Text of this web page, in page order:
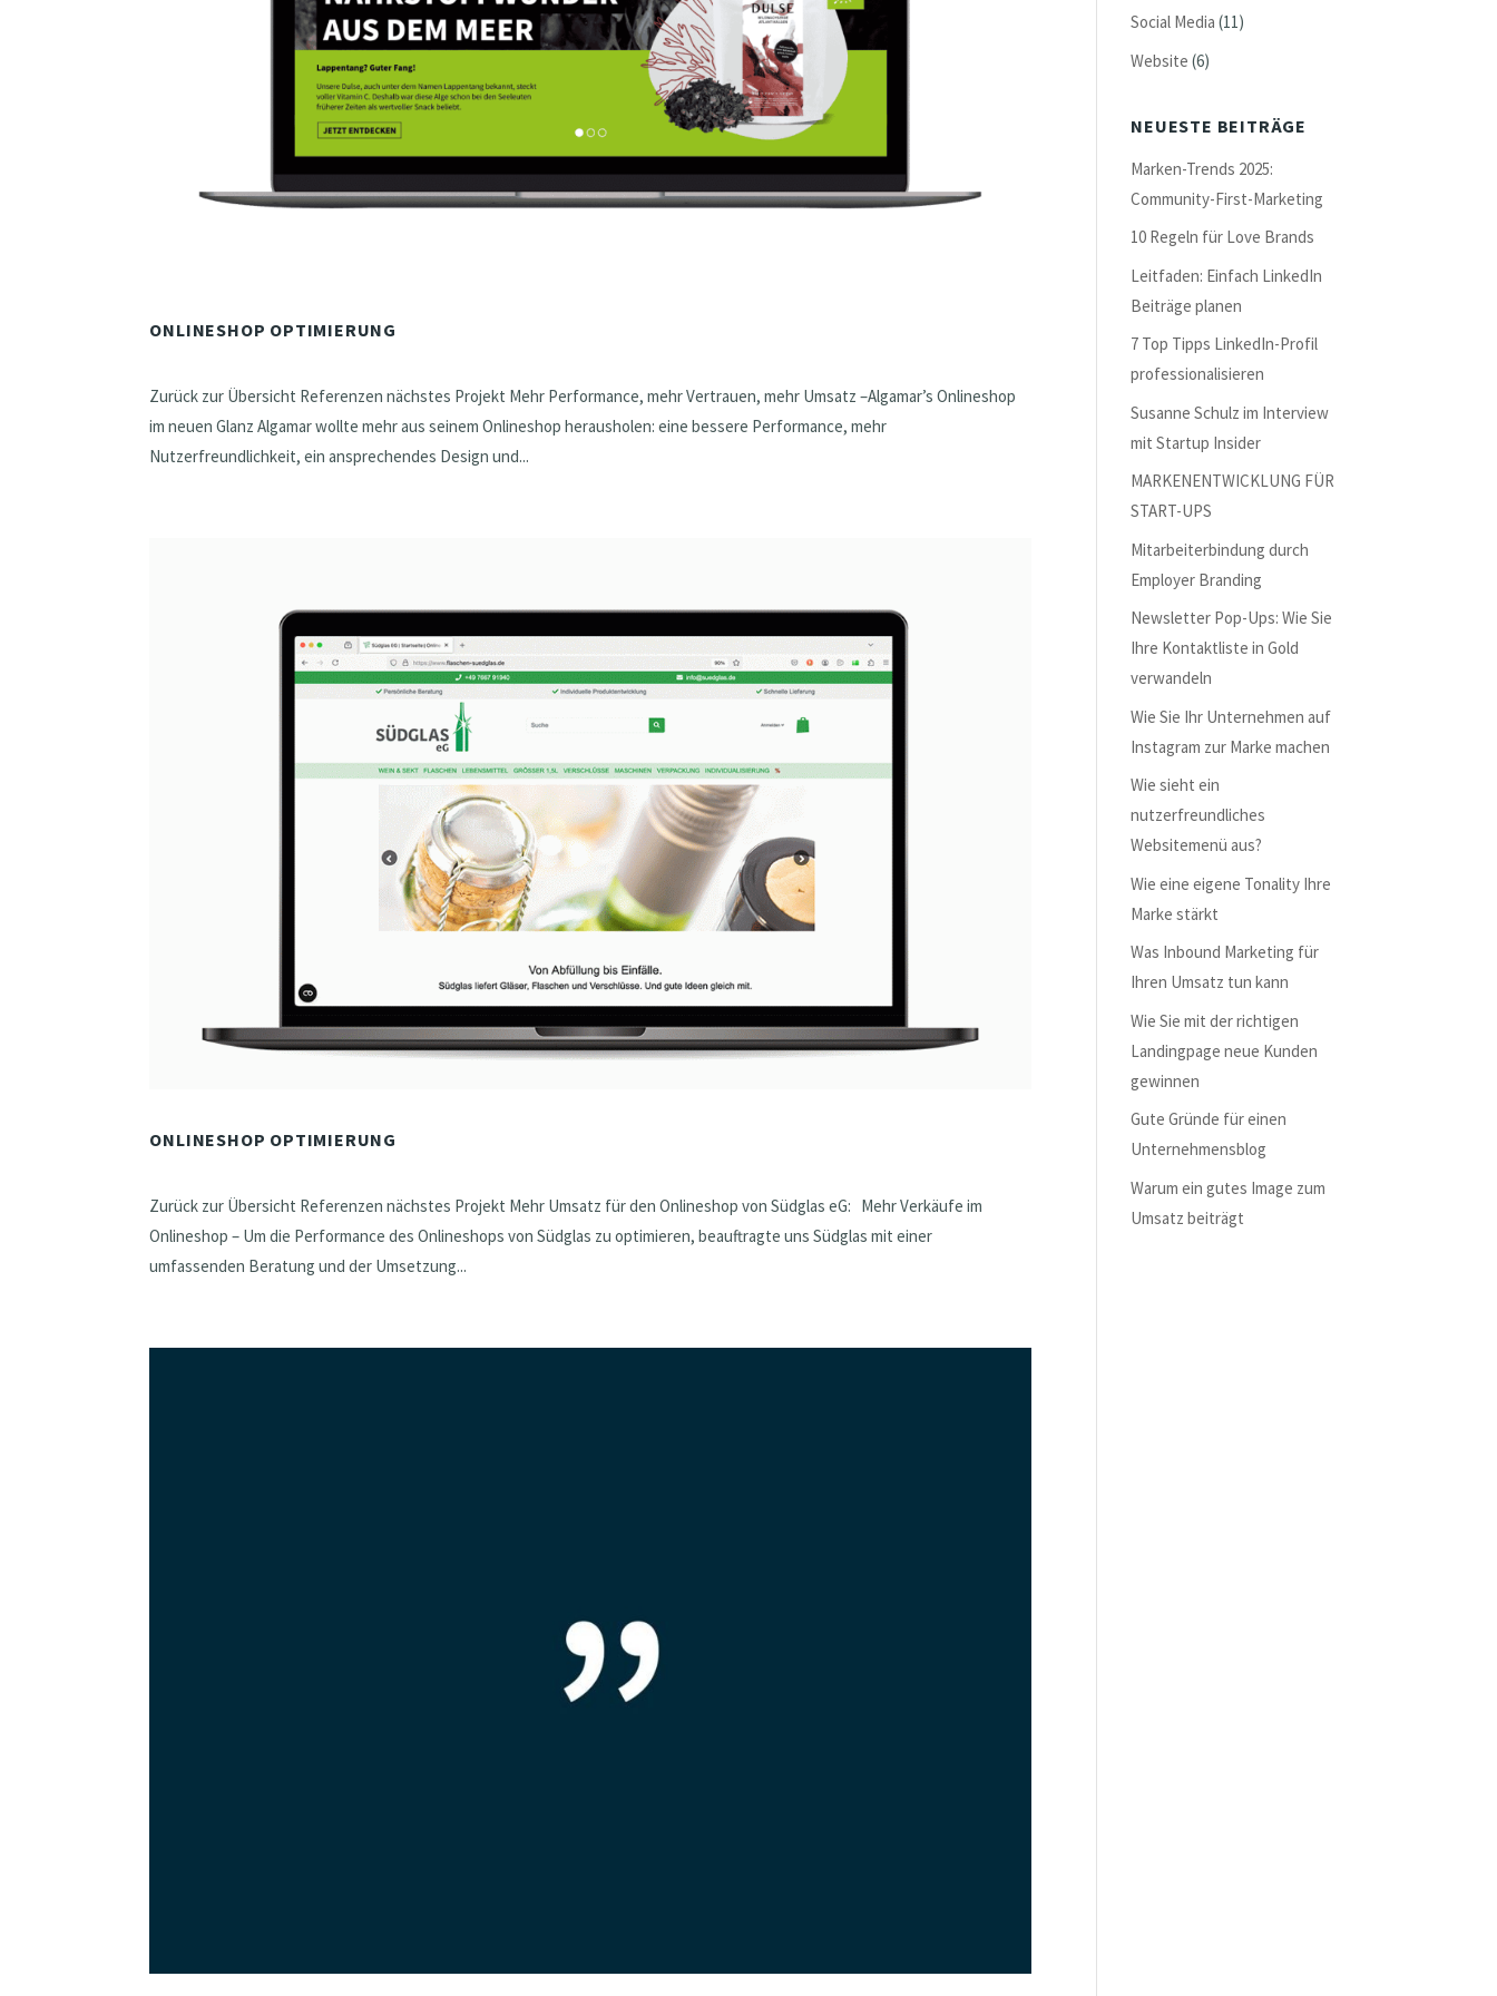
ONLINESHOP OPTIMIERUNG
Zurück zur Übersicht Referenzen nächstes Projekt Mehr Performance, mehr Vertrauen, mehr Umsatz –Algamar’s Onlineshop
im neuen Glanz Algamar wollte mehr aus seinem Onlineshop herausholen: eine bessere Performance, mehr
Nutzerfreundlichkeit, ein ansprechendes Design und...
ONLINESHOP OPTIMIERUNG
Zurück zur Übersicht Referenzen nächstes Projekt Mehr Umsatz für den Onlineshop von Südglas eG: Mehr Verkäufe im
Onlineshop – Um die Performance des Onlineshops von Südglas zu optimieren, beauftragte uns Südglas mit einer
umfassenden Beratung und der Umsetzung...
Social Media (11)
Website (6)
NEUESTE BEITRÄGE
Marken-Trends 2025:
Community-First-Marketing
10 Regeln für Love Brands
Leitfaden: Einfach LinkedIn
Beiträge planen
7 Top Tipps LinkedIn-Profil
professionalisieren
Susanne Schulz im Interview
mit Startup Insider
MARKENENTWICKLUNG FÜR
START-UPS
Mitarbeiterbindung durch
Employer Branding
Newsletter Pop-Ups: Wie Sie
Ihre Kontaktliste in Gold
verwandeln
Wie Sie Ihr Unternehmen auf
Instagram zur Marke machen
Wie sieht ein
nutzerfreundliches
Websitemenü aus?
Wie eine eigene Tonality Ihre
Marke stärkt
Was Inbound Marketing für
Ihren Umsatz tun kann
Wie Sie mit der richtigen
Landingpage neue Kunden
gewinnen
Gute Gründe für einen
Unternehmensblog
Warum ein gutes Image zum
Umsatz beiträgt